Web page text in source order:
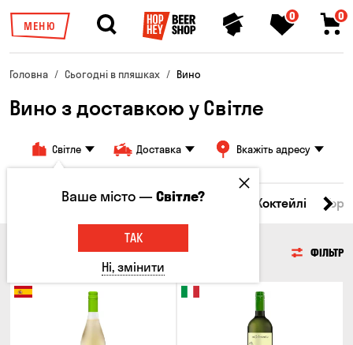
МЕНЮ
0 0
Головна Сьогодні в пляшках Вино
Вино з доставкою у Світле
Світле Доставка Вкажіть адресу
Пиво Сидр Вино Коктейлі
ФІЛЬТР
Ваше місто —Світле?
ТАК
Ні, змінити